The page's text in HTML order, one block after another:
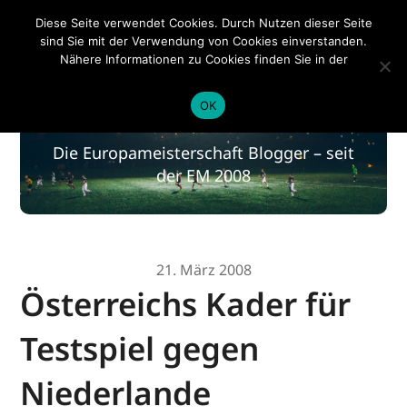
EM 2020
EM 2020
Die Europameisterschaft Blogger – seit
der EM 2008
21. März 2008
Österreichs Kader für
Testspiel gegen
Niederlande
Diese Seite verwendet Cookies. Durch Nutzen dieser Seite
sind Sie mit der Verwendung von Cookies einverstanden.
Nähere Informationen zu Cookies finden Sie in der
OK